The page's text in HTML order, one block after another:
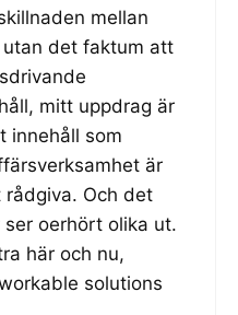
mellan
det faktum att
mitt uppdrag är
innehåll som
är
Och det
oerhört olika ut.
här och nu,
solutions